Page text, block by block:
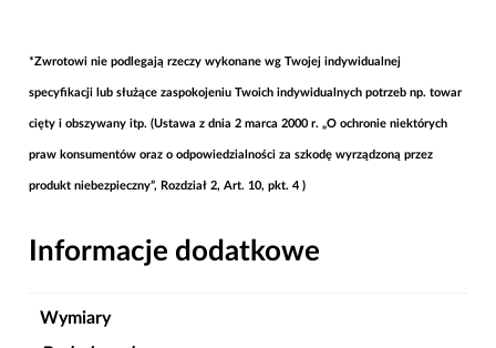
*Zwrotowi nie podlegają rzeczy wykonane wg Twojej indywidualnej
specyfikacji lub służące zaspokojeniu Twoich indywidualnych potrzeb np. towar
cięty i obszywany itp. (Ustawa z dnia 2 marca 2000 r. „O ochronie niektórych
praw konsumentów oraz o odpowiedzialności za szkodę wyrządzoną przez
produkt niebezpieczny”, Rozdział 2, Art. 10, pkt. 4 )
Informacje dodatkowe
Wymiary